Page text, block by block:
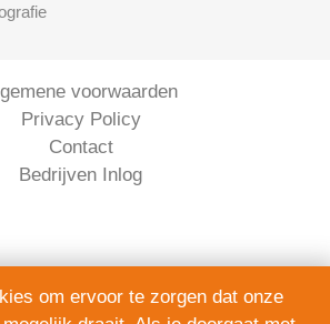
voorwaarden
Privacy Policy
Contact
Bedrijven Inlog
om ervoor te zorgen dat onze